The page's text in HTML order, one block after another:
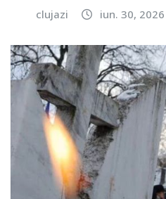
clujazi iun. 30, 2026